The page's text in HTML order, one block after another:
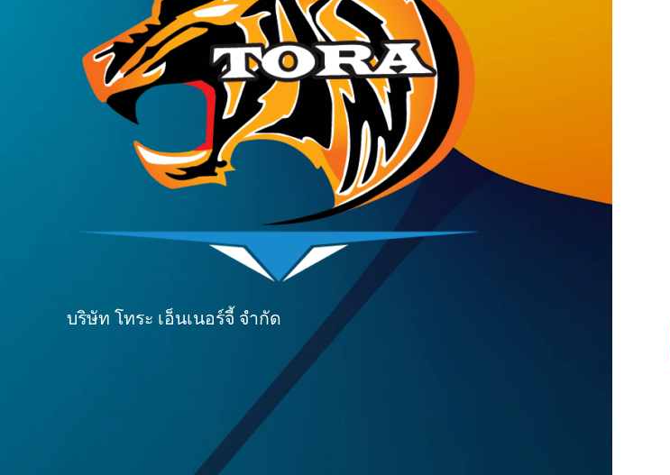
บริษัท โทระ เอ็นเนอร์จี้ จำกัด